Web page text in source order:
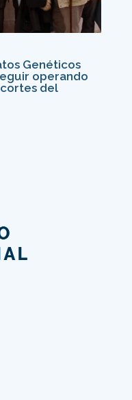
Genéticos
operando
del